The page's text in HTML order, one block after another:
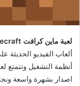
لعبة ماين كرافت Minecraft مهكرة
ألعاب الفيديو الحديثة
اصدار بشهرة واسعة